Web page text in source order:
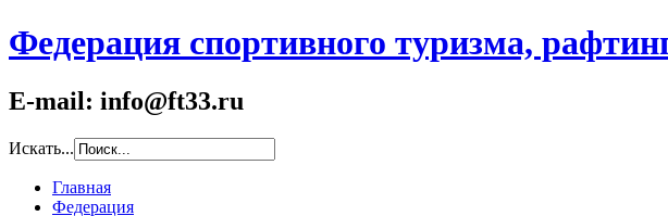
Федерация спортивного туризма,
E-mail: info@ft33.ru
Искать...
Главная
Федерация